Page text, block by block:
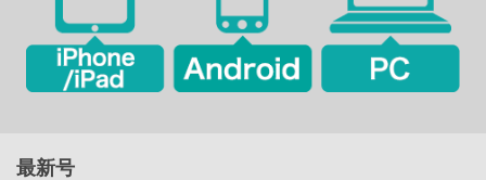
最新号